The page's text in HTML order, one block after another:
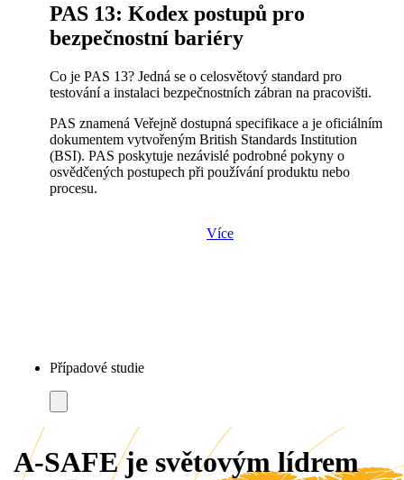
PAS 13: Kodex postupů pro
bezpečnostní bariéry
Co je PAS 13? Jedná se o celosvětový standard pro
testování a instalaci bezpečnostních zábran na pracovišti.
PAS znamená Veřejně dostupná specifikace a je oficiálním
dokumentem vytvořeným British Standards Institution
(BSI). PAS poskytuje nezávislé podrobné pokyny o
osvědčených postupech při používání produktu nebo
procesu.
Více
Případové studie
A-SAFE je světovým lídrem